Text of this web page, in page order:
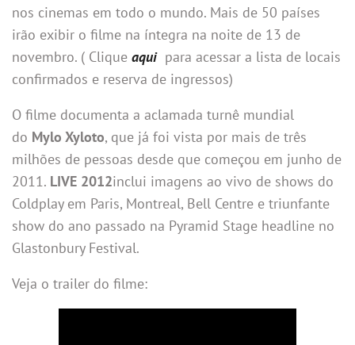
nos cinemas em todo o mundo. Mais de 50 países
irão exibir o filme na íntegra na noite de 13 de
novembro. ( Clique aqui para acessar a lista de locais
confirmados e reserva de ingressos)
O filme documenta a aclamada turnê mundial
do Mylo Xyloto, que já foi vista por mais de três
milhões de pessoas desde que começou em junho de
2011. LIVE 2012inclui imagens ao vivo de shows do
Coldplay em Paris, Montreal, Bell Centre e triunfante
show do ano passado na Pyramid Stage headline no
Glastonbury Festival.
Veja o trailer do filme: